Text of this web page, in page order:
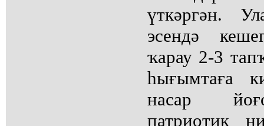
үткәргән.
эсендә
ҡарау 2-3
һығымтаға
насар
патриотик